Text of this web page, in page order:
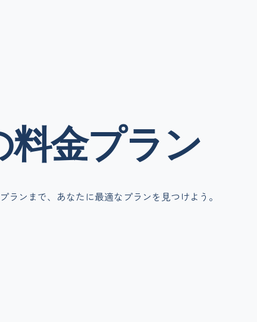
料金プラン
ンまで、あなたに最適なプランを見つけよう。